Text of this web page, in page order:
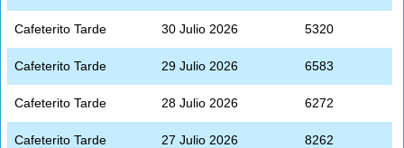
Cafeterito Tarde 30 Julio 2026 5320
Cafeterito Tarde 29 Julio 2026 6583
Cafeterito Tarde 28 Julio 2026 6272
Cafeterito Tarde 27 Julio 2026 8262